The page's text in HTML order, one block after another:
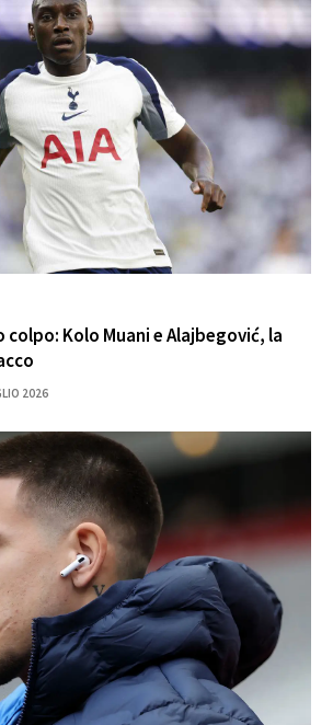
Kolo Muani e Alajbegović, la
2026